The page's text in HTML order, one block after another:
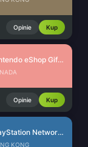
Opinie Kup
Nintendo eShop Gift Card (CA)
Opinie Kup
PlayStation Network Card (HK)
KONG